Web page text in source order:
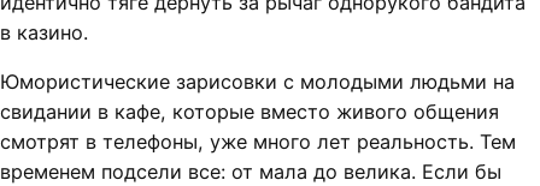
в казино.
Юмористические зарисовки с молодыми людьми на
свидании в кафе, которые вместо живого общения
смотрят в телефоны, уже много лет реальность. Тем
временем подсели все: от мала до велика. Если бы